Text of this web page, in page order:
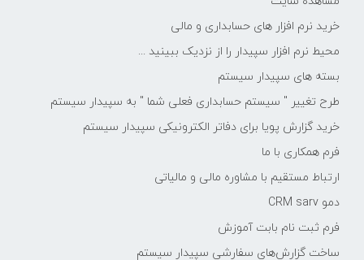
خرید نرم افزار های حسابداری و مالی
محیط نرم افزار سپیدار را از نزدیک ببینید ...
بسته های سپیدار سیستم
طرح تغییر " سیستم حسابداری فعلی شما " به سپیدار سیستم
خرید گزارش پویا برای دفاتر الکترونیکی سپیدار سیستم
فرم همکاری با ما
ارتباط مستقیم با مشاوره مالی و مالیاتی
دمو CRM sarv
فرم ثبت نام بابت آموزش
ساخت گزارش‌های سفارشی سپیدار سیستم